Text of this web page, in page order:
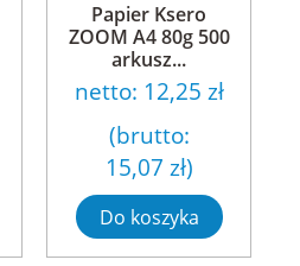
Papier Ksero
ZOOM A4 80g 500
arkusz...
netto: 12,25 zł
(brutto:
15,07 zł)
Do koszyka